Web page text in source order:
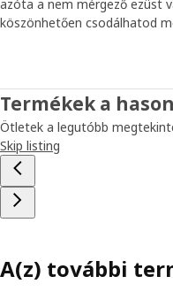
azóta a nem mérgező ezüst
köszönhetően csodálhatod
Termékek a
Ötletek a legutóbb
Skip listing
A(z) további